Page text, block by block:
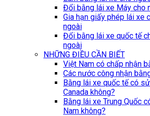
Đổi bằng lái xe Máy cho
Gia hạn giấy phép lái xe
ngoài
Đổi bằng lái xe quốc tế
ngoài
NHỮNG ĐIỀU CẦN BIẾT
Việt Nam có chấp nhận
Các nước công nhận
Bằng lái xe quốc tế có
Canada không?
Bằng lái xe Trung Quốc
Nam không?